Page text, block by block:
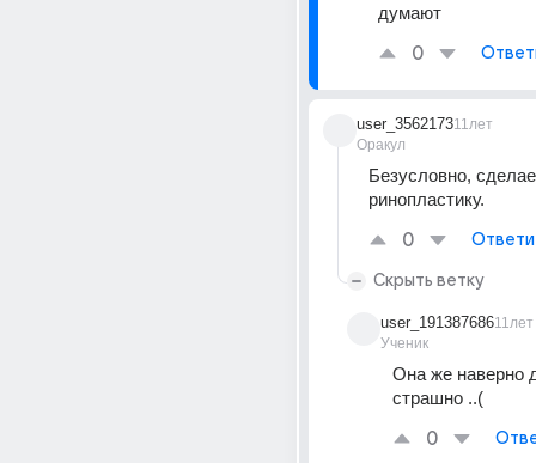
думают
0
user_3562173
Оракул
11лет
Безусловно,
ринопластику.
0
Скрыть ветку
user_191387686
Ученик
11лет
Она же наверно
страшно ..(
0